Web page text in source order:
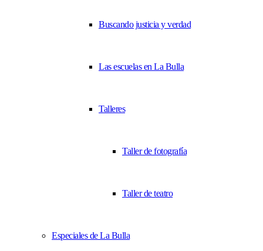
Buscando justicia y verdad
Las escuelas en La Bulla
Talleres
Taller de fotografía
Taller de teatro
Especiales de La Bulla